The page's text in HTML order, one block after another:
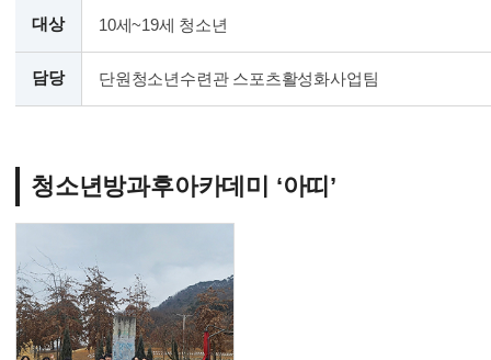
대상 10세~19세 청소년
담당 단원청소년수련관 스포츠활성화사업팀
청소년방과후아카데미 ‘아띠’